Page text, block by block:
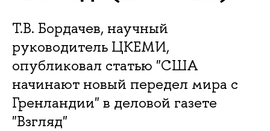
Т.В. Бордачев, научный
руководитель ЦКЕМИ,
опубликовал статью "США
начинают новый передел мира с
Гренландии" в деловой газете
"Взгляд"